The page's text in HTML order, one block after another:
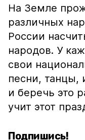
На Земле
различных
России
народов. У
свои
песни, танцы,
и беречь это
учит этот
Подпишись!